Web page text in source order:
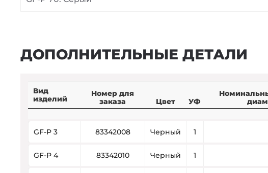
ДОПОЛНИТЕЛЬНЫЕ ДЕТАЛИ
Вид
изделий
Номер для
заказа
Цвет УФ
GF-P 3 83342008 Черный 1
GF-P 4 83342010 Черный 1